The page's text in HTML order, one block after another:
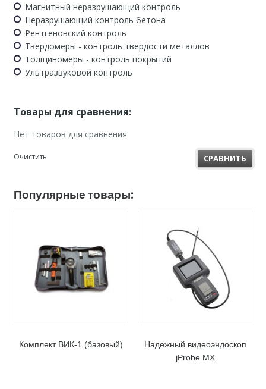
Магнитный неразрушающий контроль
Неразрушающий контроль бетона
Рентгеновский контроль
Твердомеры - контроль твердости металлов
Толщиномеры - контроль покрытий
Ультразвуковой контроль
Товары для сравнения:
Нет товаров для сравнения
Очистить СРАВНИТЬ
Популярные товары:
Комплект ВИК-1 (базовый)
Надежный видеоэндоскоп
jProbe MX